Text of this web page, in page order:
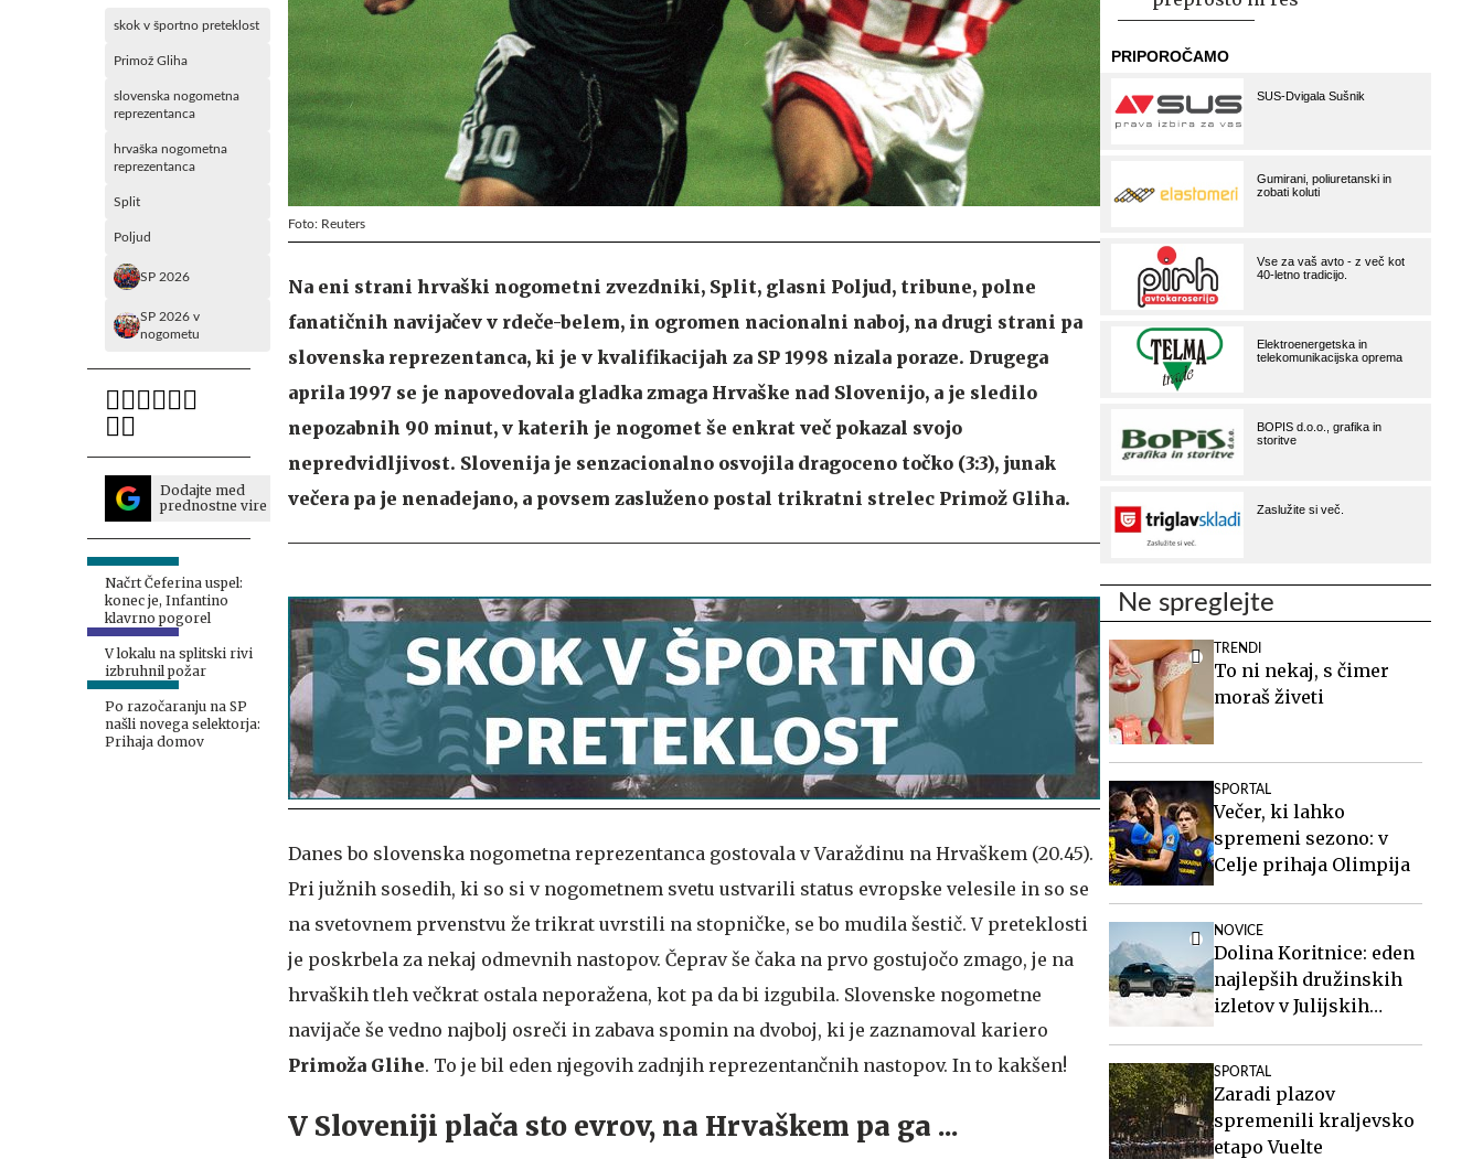
skok v športno preteklost
Primož Gliha
slovenska nogometna
reprezentanca
hrvaška nogometna
reprezentanca
Split
Poljud
SP 2026
SP 2026 v
nogometu
Dodajte med
prednostne vire
Načrt Čeferina uspel:
konec je, Infantino
klavrno pogorel
V lokalu na splitski rivi
izbruhnil požar
Po razočaranju na SP
našli novega selektorja:
Prihaja domov
Foto: Reuters
Na eni strani hrvaški nogometni zvezdniki, Split, glasni Poljud, tribune, polne
fanatičnih navijačev v rdeče-belem, in ogromen nacionalni naboj, na drugi strani pa
slovenska reprezentanca, ki je v kvalifikacijah za SP 1998 nizala poraze. Drugega
aprila 1997 se je napovedovala gladka zmaga Hrvaške nad Slovenijo, a je sledilo
nepozabnih 90 minut, v katerih je nogomet še enkrat več pokazal svojo
nepredvidljivost. Slovenija je senzacionalno osvojila dragoceno točko (3:3), junak
večera pa je nenadejano, a povsem zasluženo postal trikratni strelec Primož Gliha.
Danes bo slovenska nogometna reprezentanca gostovala v Varaždinu na Hrvaškem (20.45).
Pri južnih sosedih, ki so si v nogometnem svetu ustvarili status evropske velesile in so se
na svetovnem prvenstvu že trikrat uvrstili na stopničke, se bo mudila šestič. V preteklosti
je poskrbela za nekaj odmevnih nastopov. Čeprav še čaka na prvo gostujočo zmago, je na
hrvaških tleh večkrat ostala neporažena, kot pa da bi izgubila. Slovenske nogometne
navijače še vedno najbolj osreči in zabava spomin na dvoboj, ki je zaznamoval kariero
Primoža Glihe. To je bil eden njegovih zadnjih reprezentančnih nastopov. In to kakšen!
V Sloveniji plača sto evrov, na Hrvaškem pa ga ...
Ne spreglejte
TRENDI
To ni nekaj, s čimer
moraš živeti
SPORTAL
Večer, ki lahko
spremeni sezono: v
Celje prihaja Olimpija
NOVICE
Dolina Koritnice: eden
najlepših družinskih
izletov v Julijskih
SPORTAL
Zaradi plazov
spremenili kraljevsko
etapo Vuelte